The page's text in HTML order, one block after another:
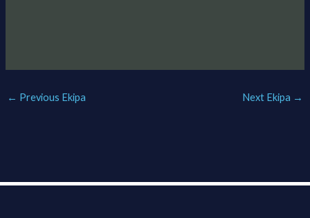
← Previous Ekipa Next Ekipa →